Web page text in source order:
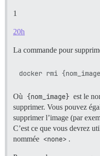
1
20h
La commande pour
Où {nom_image} est le
supprimer. Vous pouvez
supprimer l’image (par
C’est ce que vous devrez
nommée <none> .